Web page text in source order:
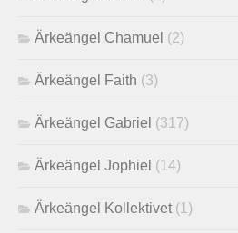
Ärkeängel Chamuel (2)
Ärkeängel Faith (3)
Ärkeängel Gabriel (317)
Ärkeängel Jophiel (14)
Ärkeängel Kollektivet (1)